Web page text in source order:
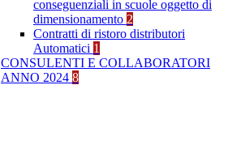
conseguenziali in scuole oggetto di
dimensionamento 2
Contratti di ristoro distributori
Automatici 1
CONSULENTI E COLLABORATORI
ANNO 2024 8